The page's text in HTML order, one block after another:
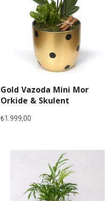
Gold Vazoda Mini Mor
Orkide & Skulent
₺1.999,00